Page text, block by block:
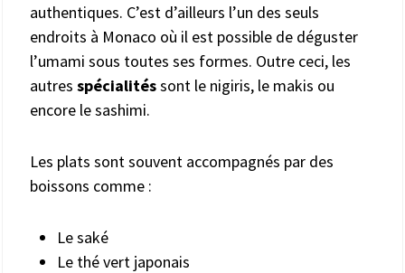
authentiques. C’est d’ailleurs l’un des seuls
endroits à Monaco où il est possible de déguster
l’umami sous toutes ses formes. Outre ceci, les
autres spécialitéssont le nigiris, le makis ou
encore le sashimi.
Les plats sont souvent accompagnés par des
boissons comme :
Le saké
Le thé vert japonais